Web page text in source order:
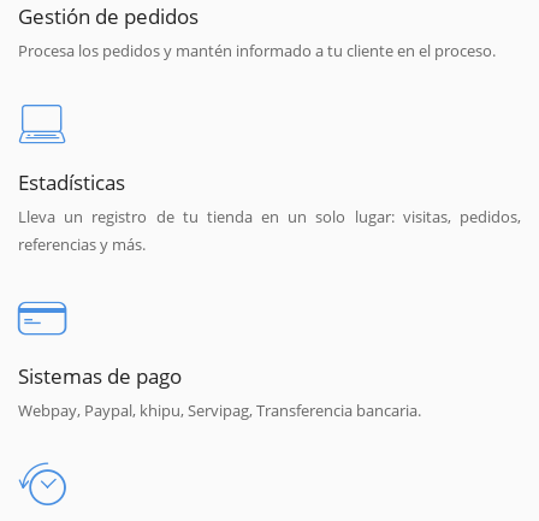
Gestión de pedidos
Procesa los pedidos y mantén informado a tu cliente en el proceso.
Estadísticas
Lleva un registro de tu tienda en un solo lugar: visitas, pedidos,
referencias y más.
Sistemas de pago
Webpay, Paypal, khipu, Servipag, Transferencia bancaria.